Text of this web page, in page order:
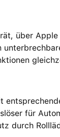
über
für
durch